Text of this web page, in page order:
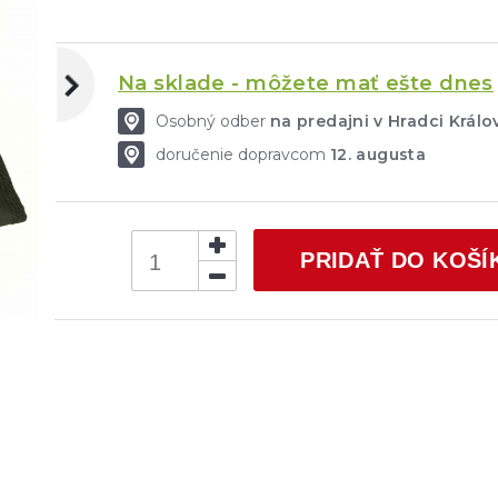
Na sklade - môžete mať ešte dnes
Osobný odber na predajni v Hradci
doručenie dopravcom 12. augusta
PRIDAŤ DO